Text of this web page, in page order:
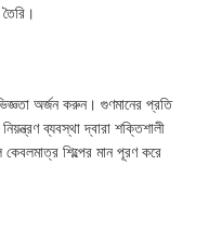
অর্জন করুন। গুণমানের প্রতি
ব্যবস্থা দ্বারা শক্তিশালী
শিল্পের মান পূরণ করে